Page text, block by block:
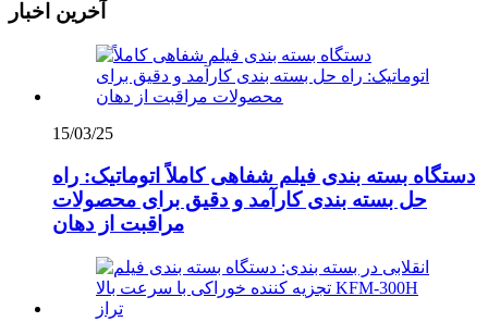
آخرین اخبار
15/03/25
دستگاه بسته بندی فیلم شفاهی کاملاً اتوماتیک: راه
حل بسته بندی کارآمد و دقیق برای محصولات
مراقبت از دهان